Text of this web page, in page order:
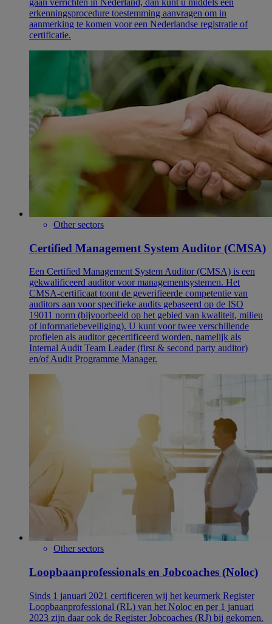
gaan verrichten in Nederland, dan kunt u middels een
erkenningsprocedure toestemming aanvragen om in
aanmerking te komen voor een Nederlandse registratie of
certificatie.
Other sectors
Certified Management System Auditor (CMSA)
Een Certified Management System Auditor (CMSA) is een
gekwalificeerd auditor voor managementsystemen. Het
CMSA-certificaat toont de geverifieerde competentie van
auditors aan voor specifieke audits gebaseerd op de ISO
19011 norm (bijvoorbeeld op het gebied van kwaliteit, milieu
of informatiebeveiliging). U kunt voor twee verschillende
profielen als auditor gecertificeerd worden, namelijk als
Internal Audit Team Leader (first & second party auditor)
en/of Audit Programme Manager.
Other sectors
Loopbaanprofessionals en Jobcoaches (Noloc)
Sinds 1 januari 2021 certificeren wij het keurmerk Register
Loopbaanprofessional (RL) van het Noloc en per 1 januari
2023 zijn daar ook de Register Jobcoaches (RJ) bij gekomen.